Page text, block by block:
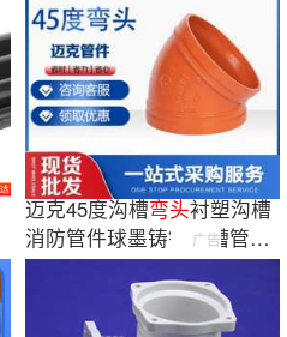
迈克45度沟槽弯头衬塑沟槽
消防管件球墨铸铁沟槽管件
红色45°弯头
广告